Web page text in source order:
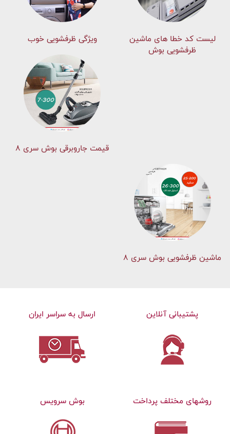
لیست کد خطا های ماشين
ظرفشویی بوش
ویژگی ظرفشویی خوب
قیمت جاروبرقی بوش سری ۸
ماشین ظرفشویی بوش سری 8
پشتیبانی آنلاین ارسال به سراسر ایران
روشهای مختلف پرداخت بوش سرویس